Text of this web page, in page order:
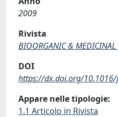
2009
Rivista
BIOORGANIC & MEDICINAL
DOI
https://dx.doi.org/
Appare nelle tipologie:
1.1 Articolo in Rivista